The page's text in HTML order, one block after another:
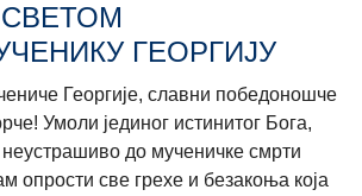
ГЕОРГИЈУ
Георгије, славни победоношче
Умоли јединог истинитог Бога,
неустрашиво до мученичке смрти
опрости све грехе и безакоња која